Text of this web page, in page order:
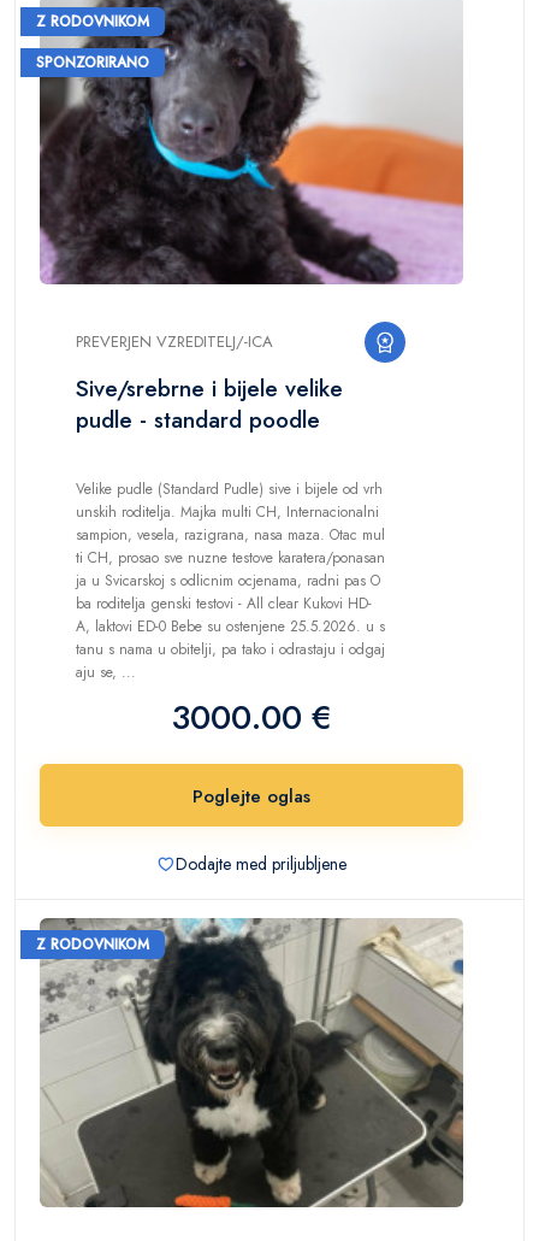
Z RODOVNIKOM
SPONZORIRANO
PREVERJEN VZREDITELJ/-ICA
Sive/srebrne i bijele velike
pudle - standard poodle
Velike pudle (Standard Pudle) sive i bijele od vrh
unskih roditelja. Majka multi CH, Internacionalni
sampion, vesela, razigrana, nasa maza. Otac mul
ti CH, prosao sve nuzne testove karatera/ponasan
ja u Svicarskoj s odlicnim ocjenama, radni pas O
ba roditelja genski testovi - All clear Kukovi HD-
A, laktovi ED-0 Bebe su ostenjene 25.5.2026. u s
tanu s nama u obitelji, pa tako i odrastaju i odgaj
aju se, ...
3000.00 €
Poglejte oglas
Dodajte med priljubljene
Z RODOVNIKOM